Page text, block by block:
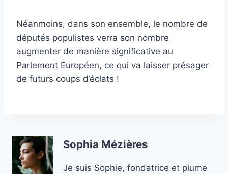
Néanmoins, dans son ensemble, le nombre de
députés populistes verra son nombre
augmenter de manière significative au
Parlement Européen, ce qui va laisser présager
de futurs coups d’éclats !
Sophia Mézières
Je suis Sophie, fondatrice et plume